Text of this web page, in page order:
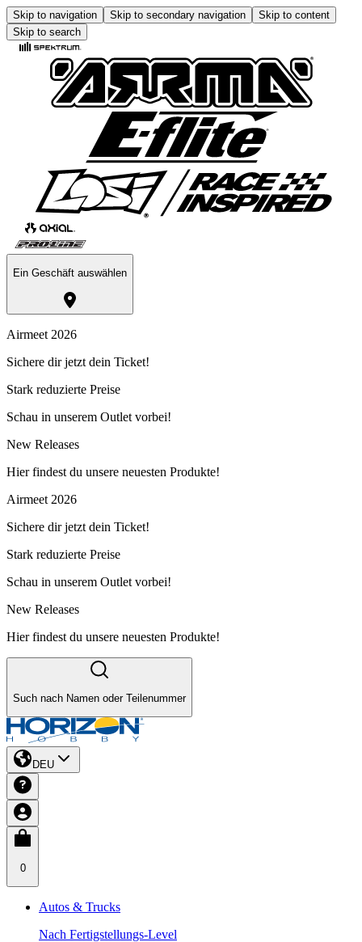
Skip to navigation Skip to secondary navigation
Skip to content
Skip to search
Ein Geschäft auswählen
Airmeet 2026
Sichere dir jetzt dein Ticket!
Stark reduzierte Preise
Schau in unserem Outlet vorbei!
New Releases
Hier findest du unsere neuesten Produkte!
Airmeet 2026
Sichere dir jetzt dein Ticket!
Stark reduzierte Preise
Schau in unserem Outlet vorbei!
New Releases
Hier findest du unsere neuesten Produkte!
Such nach Namen oder Teilenummer
DEU
0
Autos & Trucks
Nach Fertigstellungs-Level